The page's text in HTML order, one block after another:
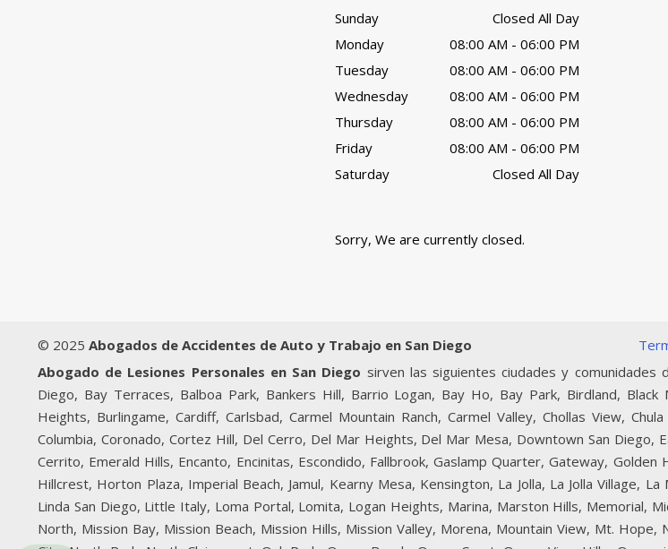
Sunday
Closed All Day
Monday
08:00 AM - 06:00 PM
Tuesday
08:00 AM - 06:00 PM
Wednesday
08:00 AM - 06:00 PM
Thursday
08:00 AM - 06:00 PM
Friday
08:00 AM - 06:00 PM
Saturday
Closed All Day
Sorry, We are currently closed.
© 2025 Abogados de Accidentes de Auto y Trabajo en San Diego
Abogado de Lesiones Personales en San Diego sirven las siguientes ciudades y comunidades
Diego, Bay Terraces, Balboa Park, Bankers Hill, Barrio Logan, Bay Ho, Bay Park, Birdland, Black
Heights, Burlingame, Cardiff, Carlsbad, Carmel Mountain Ranch, Carmel Valley, Chollas View,
Columbia, Coronado, Cortez Hill, Del Cerro, Del Mar Heights, Del Mar Mesa, Downtown San Diego,
Cerrito, Emerald Hills, Encanto, Encinitas, Escondido, Fallbrook, Gaslamp Quarter, Gateway, Golden
Hillcrest, Horton Plaza, Imperial Beach, Jamul, Kearny Mesa, Kensington, La Jolla, La Jolla Village, La
Linda San Diego, Little Italy, Loma Portal, Lomita, Logan Heights, Marina, Marston Hills, Memorial,
North, Mission Bay, Mission Beach, Mission Hills, Mission Valley, Morena, Mountain View, Mt. Hope,